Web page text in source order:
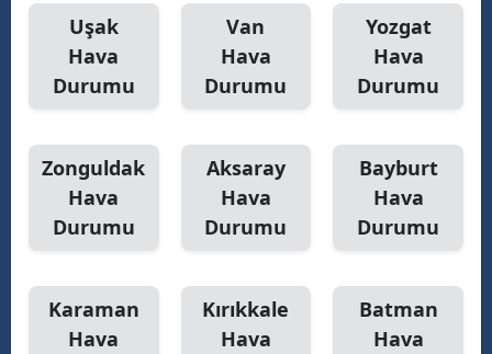
Uşak
Hava
Durumu
Van
Hava
Durumu
Yozgat
Hava
Durumu
Zonguldak
Hava
Durumu
Aksaray
Hava
Durumu
Bayburt
Hava
Durumu
Karaman
Hava
Kırıkkale
Hava
Batman
Hava